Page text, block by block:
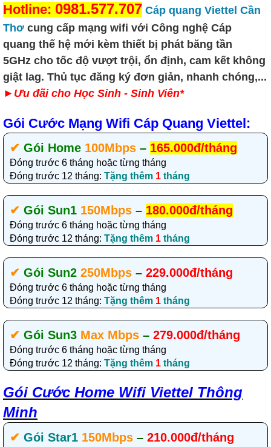
Hotline: 0981.577.707 Cáp quang Viette l Cần
Thơ cung cấp mạng wifi với Công nghệ Cáp
quang thế hệ mới kèm thiết bị phát băng tần
5GHz cho tốc độ vượt trội, ổn định, cam kết không
giật lag. Thủ tục đăng ký đơn giản, nhanh chóng,...
► Ưu đãi cho Học Sinh - Sinh Viên*
Gói Cước Mạng Wifi Cáp Quang Viettel:
✔‎ Gói Home 100Mbps – 165.000đ/tháng
Đóng trước 6 tháng hoặc từng tháng
Đóng trước 12 tháng: Tặng thêm 1 tháng
✔‎ Gói Sun1 150Mbps – 180.000đ/tháng
Đóng trước 6 tháng hoặc từng tháng
Đóng trước 12 tháng: Tặng thêm 1 tháng
✔‎ Gói Sun2 250Mbps – 229.000đ/tháng
Đóng trước 6 tháng hoặc từng tháng
Đóng trước 12 tháng: Tặng thêm 1 tháng
✔‎ Gói Sun3 Max Mbps – 279.000đ/tháng
Đóng trước 6 tháng hoặc từng tháng
Đóng trước 12 tháng: Tặng thêm 1 tháng
Gói Cước Home Wifi Viettel Thông
Minh
✔‎ Gói Star1 150Mbps – 210.000đ/tháng